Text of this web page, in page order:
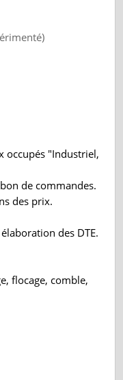
occupés "Industriel,
de commandes.
des prix.
des DTE.
flocage, comble,